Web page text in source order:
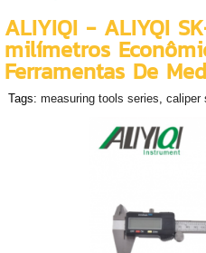
ALIYIQI - ALIYQI
milímetros
Ferramentas De
Tags: measuring tools series, caliper